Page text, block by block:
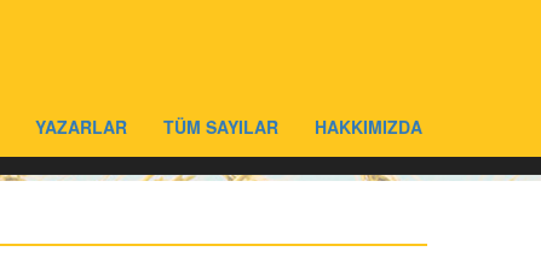
YAZARLAR TÜM SAYILAR HAKKIMIZDA